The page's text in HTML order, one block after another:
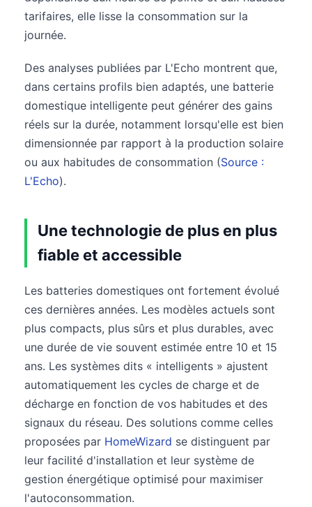
tarifaires, elle lisse la consommation sur la
journée.
Des analyses publiées par L'Echo montrent que,
dans certains profils bien adaptés, une batterie
domestique intelligente peut générer des gains
réels sur la durée, notamment lorsqu'elle est bien
dimensionnée par rapport à la production solaire
ou aux habitudes de consommation (Source :
L'Echo).
Une technologie de plus en plus
fiable et accessible
Les batteries domestiques ont fortement évolué
ces dernières années. Les modèles actuels sont
plus compacts, plus sûrs et plus durables, avec
une durée de vie souvent estimée entre 10 et 15
ans. Les systèmes dits « intelligents » ajustent
automatiquement les cycles de charge et de
décharge en fonction de vos habitudes et des
signaux du réseau. Des solutions comme celles
proposées par HomeWizard se distinguent par
leur facilité d'installation et leur système de
gestion énergétique optimisé pour maximiser
l'autoconsommation.